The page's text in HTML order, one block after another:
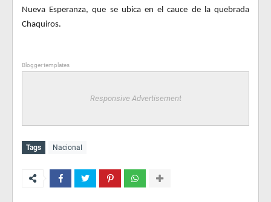
Nueva Esperanza, que se ubica en el cauce de la quebrada
Chaquiros.
Blogger templates
Responsive Advertisement
Tags Nacional